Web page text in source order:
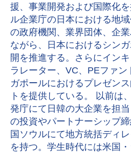
援、事業開発および国際化
ル企業庁の日本における地
の政府機関、業界団体、企
ながら、日本におけるシン
開を推進する。さらにイン
ラレーター、VC、PEファ
ガポールにおけるプレゼン
トを提供している。 以前は
発庁にて日韓の大企業を担
の投資やパートナーシップ
国ソウルにて地方統括ディ
を持つ。学生時代には米国